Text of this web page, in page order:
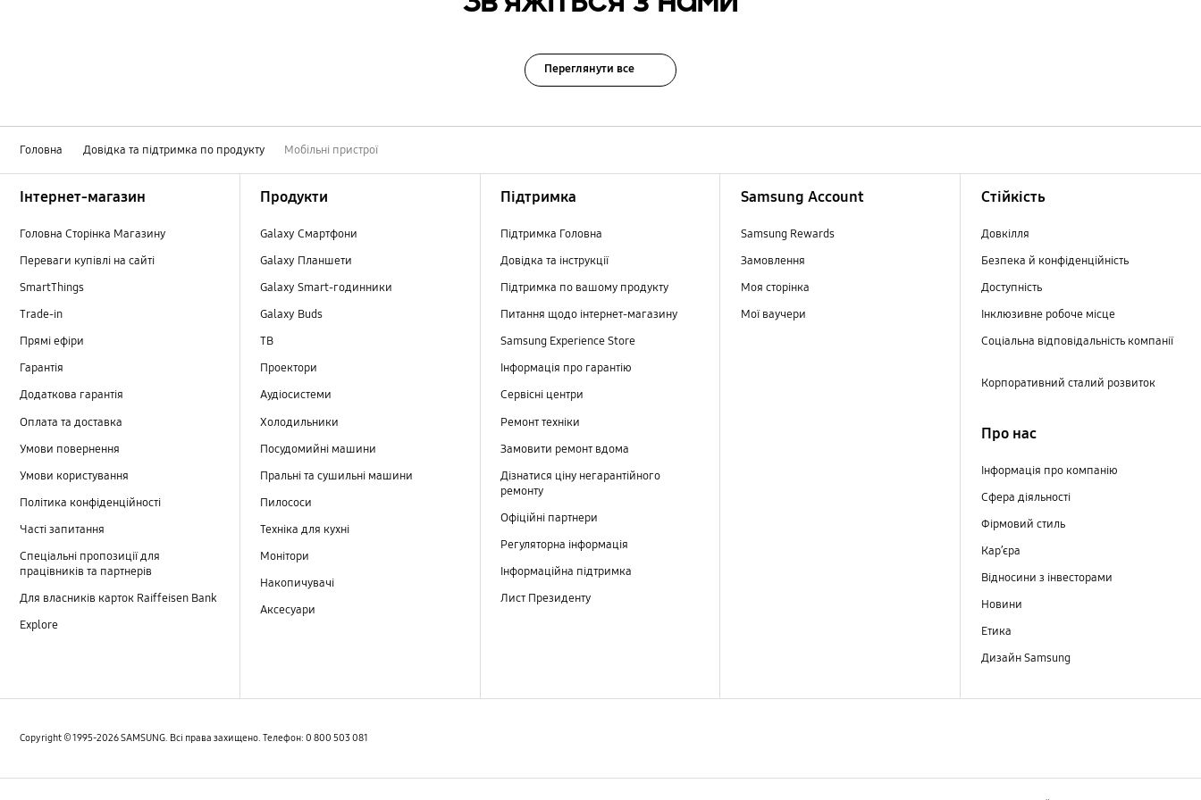
Виклики та контакти
Живлення
Мобільні мережі та WiFi
Налаштування
Оновлення ПЗ
Повідомлення
Резервне копіювання та відновлення
Соціальні мережі
Як використовувати
Переглянути все
Головна Довідка та підтримка по продукту Мобільні пристрої
Інтернет-магазин
Головна Сторінка Магазину
Переваги купівлі на сайті
SmartThings
Trade-in
Прямі ефіри
Гарантія
Додаткова гарантія
Оплата та доставка
Умови повернення
Умови користування
Політика конфіденційності
Часті запитання
Спеціальні пропозиції для
працівників та партнерів
Для власників карток Raiffeisen Bank
Explore
Продукти
Galaxy Смартфони
Galaxy Планшети
Galaxy Smart-годинники
Galaxy Buds
TB
Проектори
Аудіосистеми
Холодильники
Посудомийні машини
Пральні та сушильні машини
Пилососи
Техніка для кухні
Монітори
Накопичувачі
Аксесуари
Підтримка
Підтримка Головна
Довідка та інструкції
Підтримка по вашому продукту
Питання щодо інтернет-магазину
Samsung Experience Store
Інформація про гарантію
Сервісні центри
Ремонт техніки
Замовити ремонт вдома
Дізнатися ціну негарантійного
ремонту
Офіційні партнери
Регуляторна інформація
Інформаційна підтримка
Лист Президенту
Samsung Account
Samsung Rewards
Замовлення
Моя сторінка
Мої ваучери
Стійкість
Довкілля
Безпека й конфіденційність
Доступність
Інклюзивне робоче місце
Соціальна відповідальність компанії
Корпоративний сталий розвиток
Про нас
Інформація про компанію
Сфера діяльності
Фірмовий стиль
Кар’єра
Відносини з інвесторами
Новини
Етика
Дизайн Samsung
Copyright © 1995-2026 SAMSUNG. Всі права захищено. Телефон: 0 800 503 081